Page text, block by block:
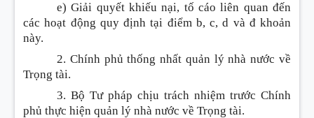
e) Giải quyết khiếu nại, tố cáo liên quan đến
các hoạt động quy định tại điểm b, c, d và đ khoản
này.
2. Chính phủ thống nhất quản lý nhà nước về
Trọng tài.
3. Bộ Tư pháp chịu trách nhiệm trước Chính
phủ thực hiện quản lý nhà nước về Trọng tài.